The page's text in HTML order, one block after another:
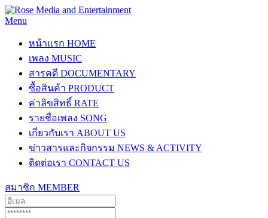
Menu
หน้าแรก HOME
เพลง MUSIC
สารคดี DOCUMENTARY
ซื้อสินค้า PRODUCT
ค่าลิขสิทธิ์ RATE
รายชื่อเพลง SONG
เกี่ยวกับเรา ABOUT US
ข่าวสารและกิจกรรม NEWS & ACTIVITY
ติดต่อเรา CONTACT US
สมาชิก MEMBER